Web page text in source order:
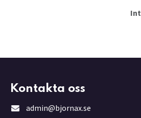
Kontakta oss
admin@bjornax.se